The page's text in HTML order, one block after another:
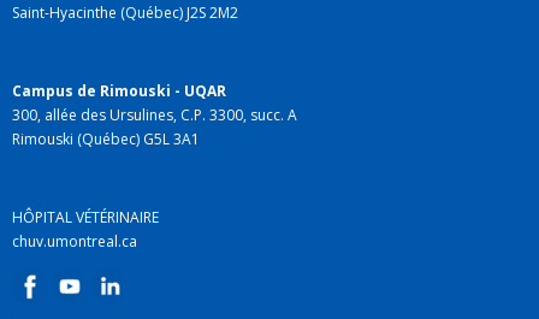
Saint-Hyacinthe (Québec) J2S 2M2
Campus de Rimouski - UQAR
300, allée des Ursulines, C.P. 3300, succ. A
Rimouski (Québec) G5L 3A1
HÔPITAL VÉTÉRINAIRE
chuv.umontreal.ca